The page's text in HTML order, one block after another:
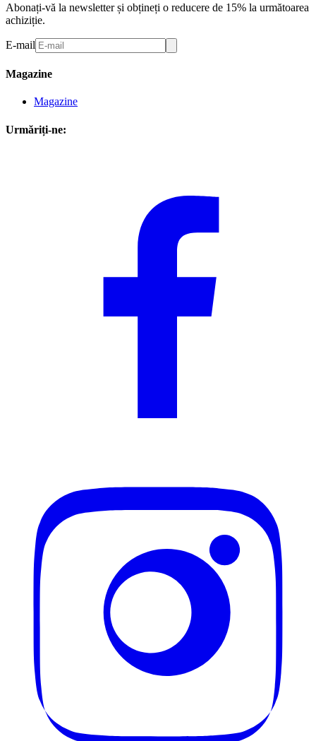
Abonați-vă la newsletter și obțineți o reducere de 15% la următoarea
achiziție.
E-mail
Magazine
Magazine
Urmăriți-ne: